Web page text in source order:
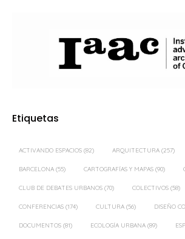
Etiquetas
ACTIVANDO ESPACIOS (82) ARQUITECTURA (257)
BARCELONA (55) CARTOGRAFÍAS Y MAPAS (90)
CLUB DE DEBATES URBANOS (70) COLECTIVOS (58)
CONFERENCIAS (174) CULTURA (56) DISEÑO
DOCUMENTOS (81) ECOLOGÍA URBANA (89)